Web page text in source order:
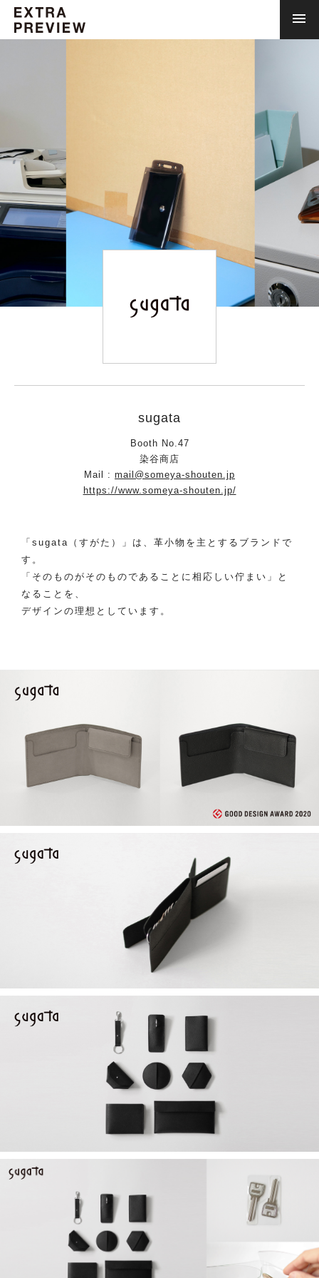
sugata
Booth No.47
染谷商店
Mail : mail@someya-shouten.jp
https://www.someya-shouten.jp/
「sugata（すがた）」は、革小物を主とするブランドで
す。
「そのものがそのものであることに相応しい佇まい」と
なることを、
デザインの理想としています。